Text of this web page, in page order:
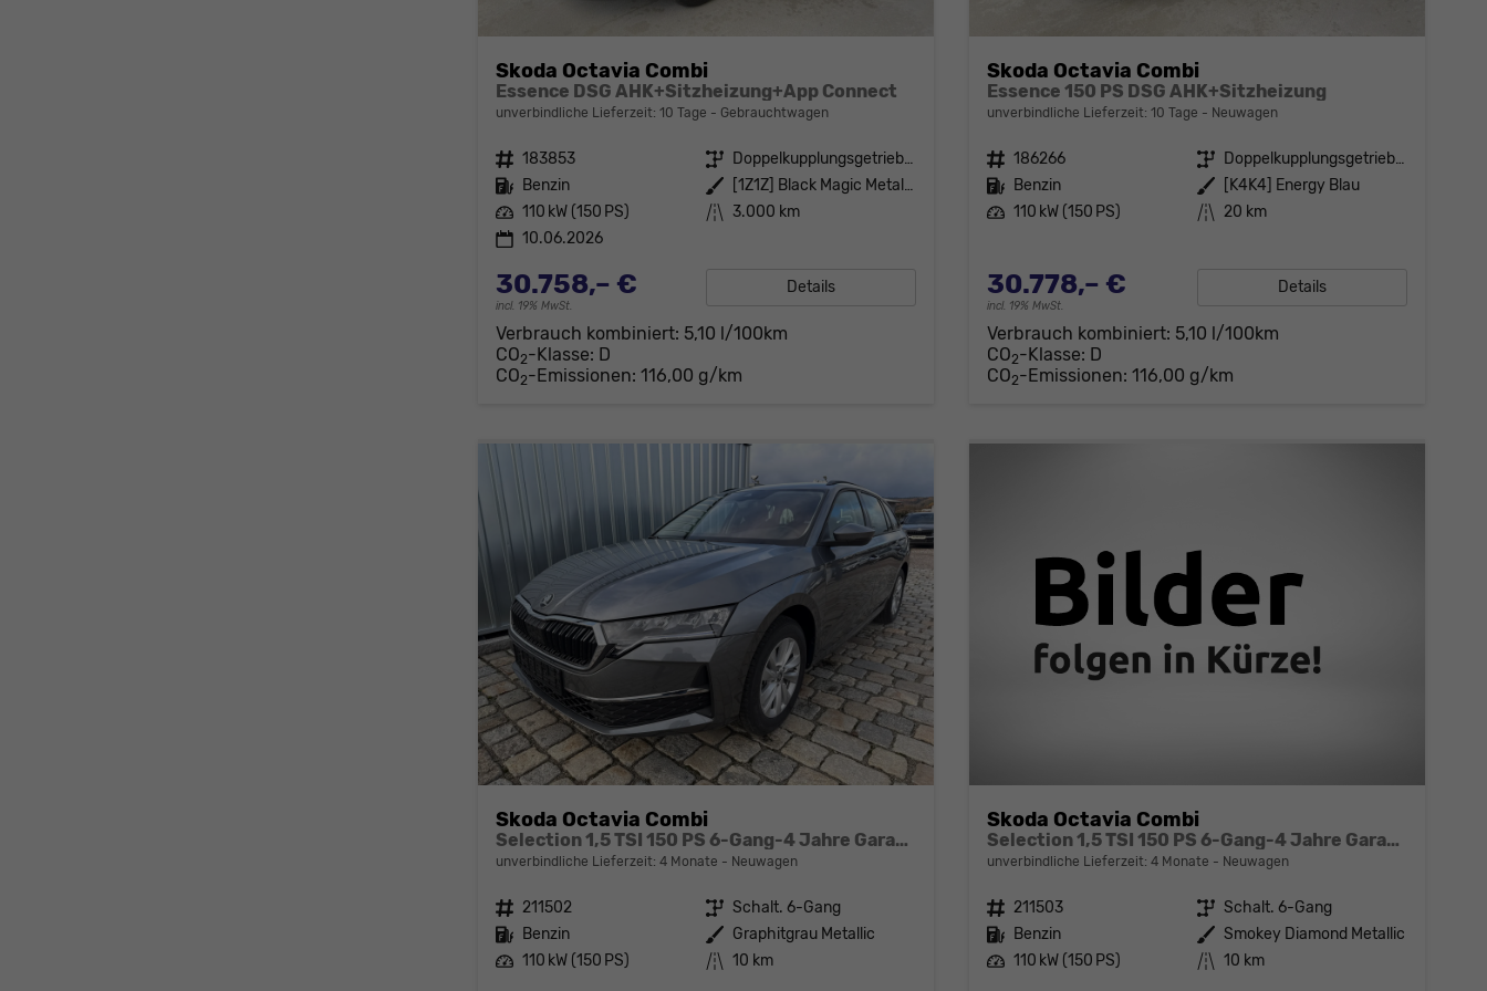
Skoda Octavia Combi
Essence DSG AHK+Sitzheizung+App Connect
unverbindliche Lieferzeit: 10 Tage Gebrauchtwagen
Fahrzeugnr. 183853 Getriebe
Doppelkupplungsgetriebe (DSG)
Kraftstoff Benzin Außenfarbe
[1Z1Z] Black Magic Metallic
Leistung 110 kW (150 PS) Kilometerstand 3.000 km
10.06.2026
30.758,– €
incl. 19% MwSt.
Details
Verbrauch kombiniert: 5,10 l/100km
CO2-Klasse: D
CO2-Emissionen: 116,00 g/km
Skoda Octavia Combi
Essence 150 PS DSG AHK+Sitzheizung
unverbindliche Lieferzeit: 10 Tage Neuwagen
Fahrzeugnr. 186266 Getriebe
Doppelkupplungsgetriebe (DSG)
Kraftstoff Benzin Außenfarbe
[K4K4] Energy Blau
Leistung 110 kW (150 PS) Kilometerstand 20 km
30.778,– €
incl. 19% MwSt.
Details
Verbrauch kombiniert: 5,10 l/100km
CO2-Klasse: D
CO2-Emissionen: 116,00 g/km
Skoda Octavia Combi
Selection 1,5 TSI 150 PS 6-Gang-4 Jahre Garantie-Anhängerkupplung schwenkbar-PDC vorne und hinten-Sitzheizung-Smart Link
unverbindliche Lieferzeit: 4 Monate Neuwagen
Fahrzeugnr. 211502 Getriebe Schalt. 6-Gang
Kraftstoff Benzin Außenfarbe Graphitgrau Metallic
Leistung 110 kW (150 PS) Kilometerstand 10 km
Skoda Octavia Combi
Selection 1,5 TSI 150 PS 6-Gang-4 Jahre Garantie-Anhängerkupplung schwenkbar-PDC vorne und hinten-Sitzheizung-Smart Link
unverbindliche Lieferzeit: 4 Monate Neuwagen
Fahrzeugnr. 211503 Getriebe Schalt. 6-Gang
Kraftstoff Benzin Außenfarbe Smokey Diamond Metallic
Leistung 110 kW (150 PS) Kilometerstand 10 km